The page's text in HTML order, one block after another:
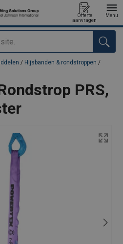
Offerte
aanvragen
Menu
/ Hijsbanden & rondstroppen /
PRS,